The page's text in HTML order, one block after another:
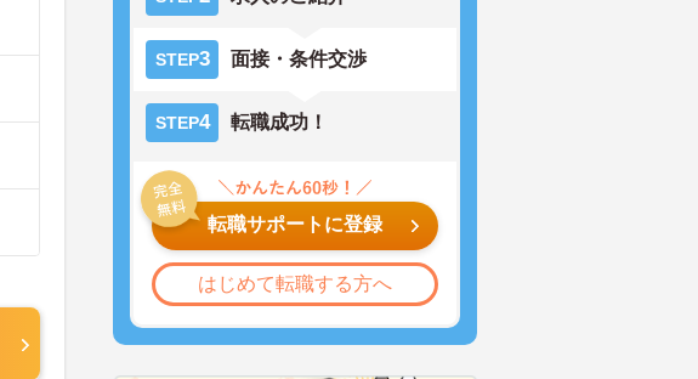
STEP3 面接・条件交渉
STEP4 転職成功！
転職サポートに登録
はじめて転職する方へ